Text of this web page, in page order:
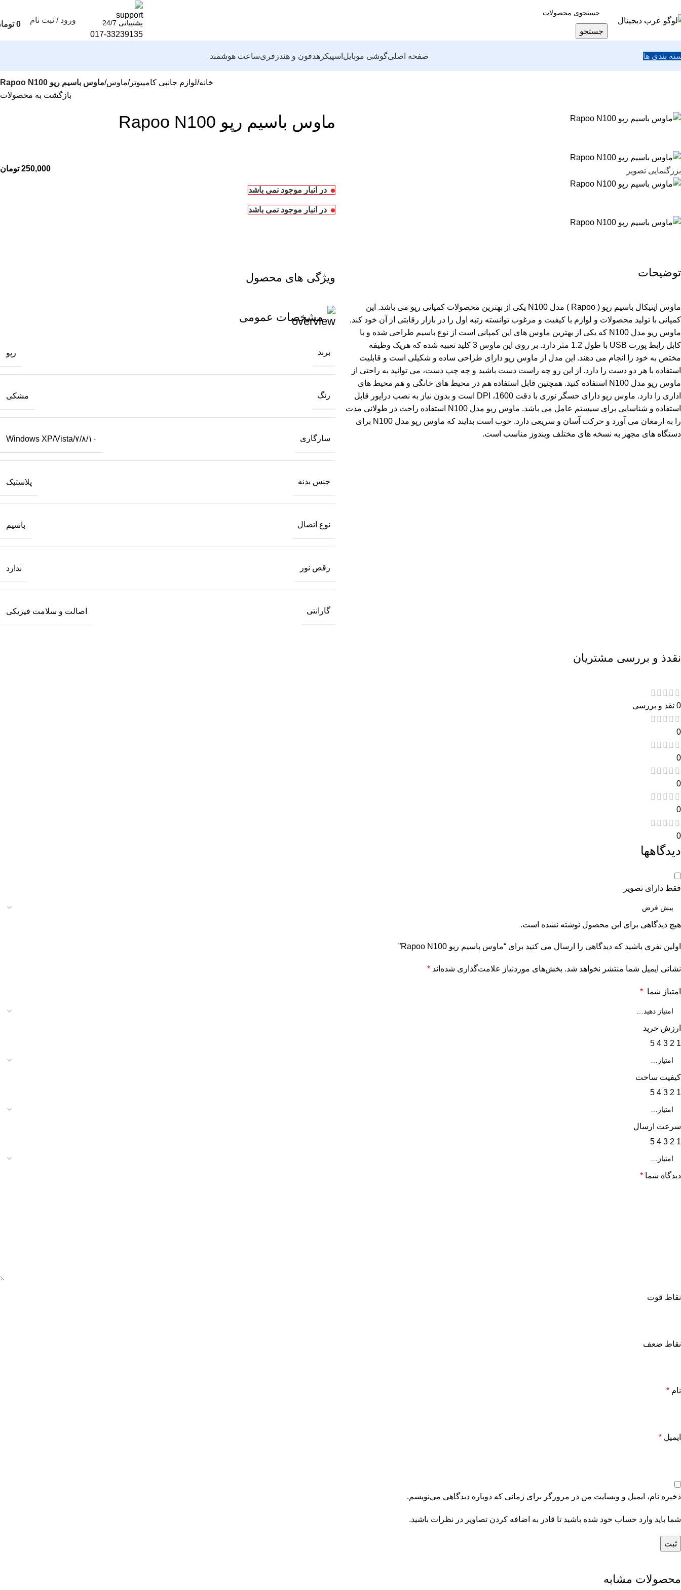
جستجو
پشتیبانی 24/7
017-33239135
ورود / ثبت نام 0
بندی ها صفحه اصلیگوشی موبایل اسپیکرهدفون و هندزفریساعت هوشمند
خانه لوازم جانبی کامپیوتر ماوس ماوس باسیم رپو Rapoo N100
بازگشت به محصولات
بزرگنمایی تصویر
ماوس باسیم رپو Rapoo N100
تومان
در انبار موجود نمی باشد
در انبار موجود نمی باشد
توضیحات
ماوس اپتیکال باسیم رپو ( Rapoo ) مدل N100 یکی از بهترین محصولات کمپانی رپو می باشد. این
کمپانی با تولید محصولات و لوازم با کیفیت و مرغوب توانسته رتبه اول را در بازار رقابتی از آن خود کند.
ماوس رپو مدل N100 که یکی از بهترین ماوس های این کمپانی است از نوع باسیم طراحی شده و با
کابل رابط پورت USB با طول 1.2 متر دارد. بر روی این ماوس 3 کلید تعبیه شده که هریک وظیفه
مختص به خود را انجام می دهند. این مدل از ماوس رپو دارای طراحی ساده و شکیلی است و قابلیت
استفاده با هر دو دست را دارد. از این رو چه راست دست باشید و چه چپ دست، می توانید به راحتی از
ماوس رپو مدل N100 استفاده کنید. همچنین قابل استفاده هم در محیط های خانگی و هم محیط های
اداری را دارد. ماوس رپو دارای حسگر نوری با دقت 1600، DPI است و بدون نیاز به نصب درایور قابل
استفاده و شناسایی برای سیستم عامل می باشد. ماوس رپو مدل N100 استفاده راحت در طولانی مدت
را به ارمغان می آورد و حرکت آسان و سریعی دارد. خوب است بدایند که ماوس رپو مدل N100 برای
دستگاه های مجهز به نسخه های مختلف ویندوز مناسب است.
ویژگی های محصول
مشخصات عمومی
برند رپو
رنگ مشکی
سازگاری Windows XP/Vista/۷/۸/۱۰
جنس بدنه پلاستیک
نوع اتصال باسیم
رقص نور ندارد
گارانتی اصالت و سلامت فیزیکی
نقدذ و بررسی مشتریان
0 نقد و بررسی
0
0
0
0
0
دیدگاهها
فقط دارای تصویر
هیچ دیدگاهی برای این محصول نوشته نشده است.
اولین نفری باشید که دیدگاهی را ارسال می کنید برای “ماوس باسیم رپو Rapoo N100”
نشانی ایمیل شما منتشر نخواهد شد. بخش‌های موردنیاز علامت‌گذاری شده‌اند *
امتیاز شما *
ارزش خرید
1
2
3
4
5
کیفیت ساخت
1
2
3
4
5
سرعت ارسال
1
2
3
4
5
دیدگاه شما *
نقاط قوت
نقاط ضعف
نام *
ایمیل *
ذخیره نام، ایمیل و وبسایت من در مرورگر برای زمانی که دوباره دیدگاهی می‌نویسم.
شما باید وارد حساب خود شده باشید تا قادر به اضافه کردن تصاویر در نظرات باشید.
محصولات مشابه